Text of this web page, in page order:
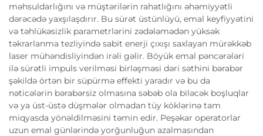
məhsuldarlığını və müştərilərin rahatlığını əhəmiyyətli
dərəcədə yaxşılaşdırır. Bu sürət üstünlüyü, emal keyfiyyətini
və təhlükəsizlik parametrlərini zədələmədən yüksək
təkrarlanma tezliyində sabit enerji çıxışı saxlayan mürəkkəb
laser mühəndisliyindən irəli gəlir. Böyük emal pəncərələri
ilə sürətli impuls verilməsi birləşməsi dəri səthini bərabər
şəkildə örtən bir süpürmə effekti yaradır və bu da
nəticələrin bərabərsiz olmasına səbəb ola biləcək boşluqlar
və ya üst-üstə düşmələr olmadan tüy köklərinə tam
miqyasda yönəldilməsini təmin edir. Peşəkar operatorlar
uzun emal günlərində yorğunluğun azalmasından